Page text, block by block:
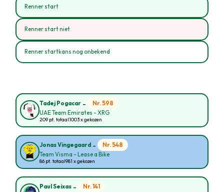
Renner start
Renner start niet
Renner startkans nog onbekend
Tadej Pogacar - Nr. 598
UAE Team Emirates - XRG
209 pt. totaal1003 x gekozen
Jonas Vingegaard - Nr. 548
Team Visma - Lease a Bike
86 pt. totaal981 x gekozen
Paul Seixas - Nr. 141